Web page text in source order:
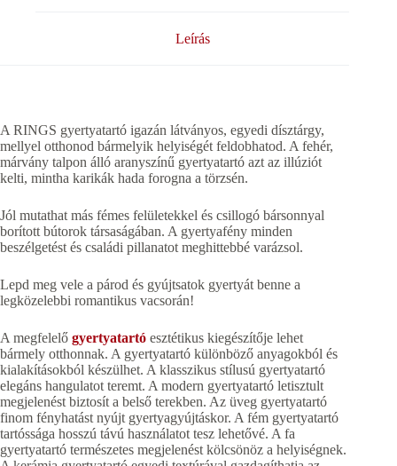
Leírás
A RINGS gyertyatartó igazán látványos, egyedi dísztárgy,
mellyel otthonod bármelyik helyiségét feldobhatod. A fehér,
márvány talpon álló aranyszínű gyertyatartó azt az illúziót
kelti, mintha karikák hada forogna a törzsén.
Jól mutathat más fémes felületekkel és csillogó bársonnyal
borított bútorok társaságában. A gyertyafény minden
beszélgetést és családi pillanatot meghittebbé varázsol.
Lepd meg vele a párod és gyújtsatok gyertyát benne a
legközelebbi romantikus vacsorán!
A megfelelő gyertyatartó esztétikus kiegészítője lehet
bármely otthonnak. A gyertyatartó különböző anyagokból és
kialakításokból készülhet. A klasszikus stílusú gyertyatartó
elegáns hangulatot teremt. A modern gyertyatartó letisztult
megjelenést biztosít a belső terekben. Az üveg gyertyatartó
finom fényhatást nyújt gyertyagyújtáskor. A fém gyertyatartó
tartóssága hosszú távú használatot tesz lehetővé. A fa
gyertyatartó természetes megjelenést kölcsönöz a helyiségnek.